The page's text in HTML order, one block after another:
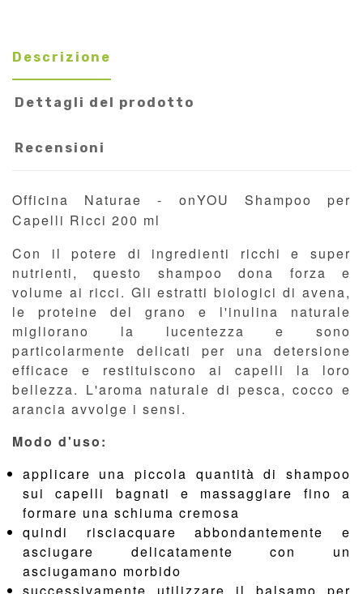
Descrizione
Dettagli del prodotto
Recensioni
Officina Naturae - onYOU Shampoo per
Capelli Ricci 200 ml
Con il potere di ingredienti ricchi e super
nutrienti, questo shampoo dona forza e
volume ai ricci. Gli estratti biologici di avena,
le proteine del grano e l'inulina naturale
migliorano la lucentezza e sono
particolarmente delicati per una detersione
efficace e restituiscono ai capelli la loro
bellezza. L'aroma naturale di pesca, cocco e
arancia avvolge i sensi.
Modo d'uso:
applicare una piccola quantità di shampoo
sui capelli bagnati e massaggiare fino a
formare una schiuma cremosa
quindi risciacquare abbondantemente e
asciugare delicatamente con un
asciugamano morbido
successivamente utilizzare il balsamo per